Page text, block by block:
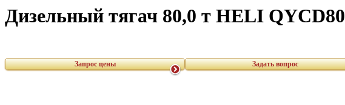
Дизельный тягач 80,0 т HELI QYCD80
Запрос цены Задать вопрос